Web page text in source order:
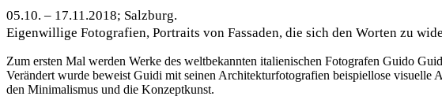
05.10. – 17.11.2018; Salzburg.
Eigenwillige Fotografien, Portraits von Fassaden, die sich den Worten zu
Zum ersten Mal werden Werke des weltbekannten italienischen Fotografen Guido
Verändert wurde beweist Guidi mit seinen Architekturfotografien beispiellose
den Minimalismus und die Konzeptkunst.